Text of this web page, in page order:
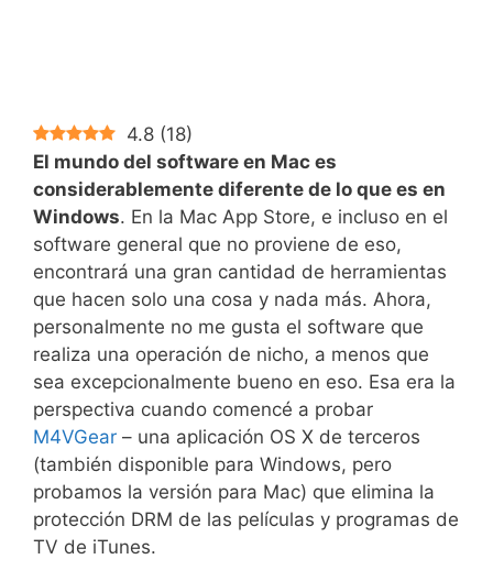
4.8 (18)
El mundo del software en Mac es
considerablemente diferente de lo que es en
Windows. En la Mac App Store, e incluso en el
software general que no proviene de eso,
encontrará una gran cantidad de herramientas
que hacen solo una cosa y nada más. Ahora,
personalmente no me gusta el software que
realiza una operación de nicho, a menos que
sea excepcionalmente bueno en eso. Esa era la
perspectiva cuando comencé a probar
M4VGear – una aplicación OS X de terceros
(también disponible para Windows, pero
probamos la versión para Mac) que elimina la
protección DRM de las películas y programas de
TV de iTunes.